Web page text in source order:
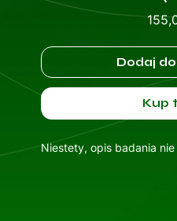
Dodaj
Kup
Niestety, opis badania